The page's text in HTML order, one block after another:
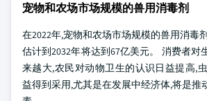
宠物和农场市场规模的兽用消毒剂
在2022年,宠物和农场市场规模的兽用消毒
估计到2032年将达到67亿美元。 消费者对
来越大,农民对动物卫生的认识日益提高,
益得到采用,尤其是在发展中经济体,将是推